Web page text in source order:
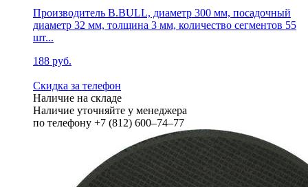
Производитель B.BULL, диаметр 300 мм, посадочный
диаметр 32 мм, толщина 3 мм, количество сегментов 55
шт...
188 руб.
Скидка за телефон
Наличие на складе
Наличие уточняйте у менеджера
по телефону +7 (812) 600–74–77